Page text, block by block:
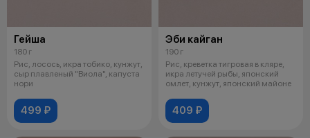
Гейша
180 г
Рис, лосось, икра тобико, кунжут,
сыр плавленый "Виола", капуста
нори
499 ₽
Эби кайган
190 г
Рис, креветка тигровая в кляре,
икра летучей рыбы, японский
омлет, кунжут, японский майоне
409 ₽